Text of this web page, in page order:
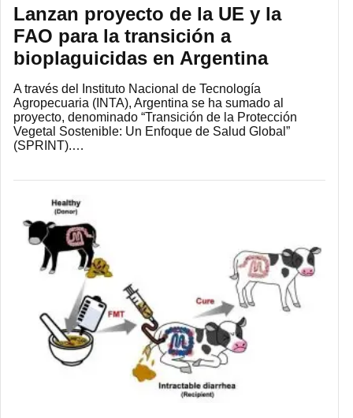
Lanzan proyecto de la UE y la
FAO para la transición a
bioplaguicidas en Argentina
A través del Instituto Nacional de Tecnología
Agropecuaria (INTA), Argentina se ha sumado al
proyecto, denominado “Transición de la Protección
Vegetal Sostenible: Un Enfoque de Salud Global”
(SPRINT).…